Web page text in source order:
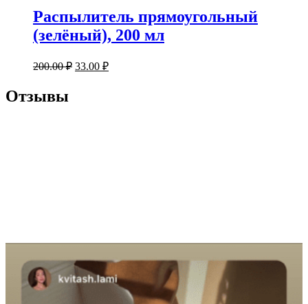
Распылитель прямоугольный
(зелёный), 200 мл
200.00₽ 33.00 ₽
Отзывы